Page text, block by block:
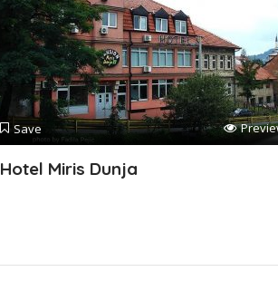
Save
Hotel Miris Dunja